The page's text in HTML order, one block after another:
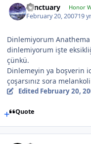
Sanctuary Honor
February 20, 200719 yr
Dinlemiyorum
dinlemiyorum işte
çünkü.
Dinlemeyin ya boşverin
çoşarsınız sora
Edited February 20,
Quote